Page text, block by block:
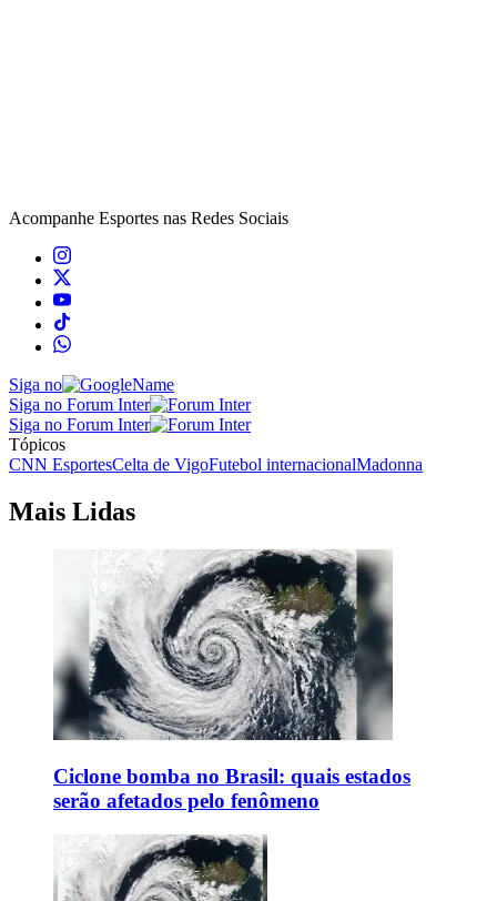
Acompanhe Esportes nas Redes Sociais
Siga no
Siga no Forum Inter
Siga no Forum Inter
Tópicos
CNN EsportesCelta de VigoFutebol internacionalMadonna
Mais Lidas
Ciclone bomba no Brasil: quais estados
serão afetados pelo fenômeno